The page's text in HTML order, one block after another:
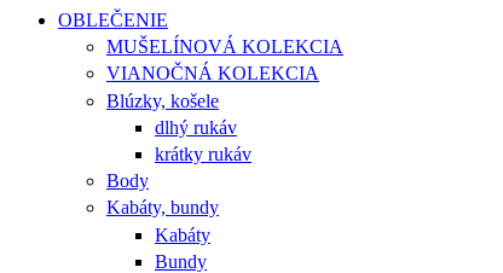
OBLEČENIE
MUŠELÍNOVÁ KOLEKCIA
VIANOČNÁ KOLEKCIA
Blúzky, košele
dlhý rukáv
krátky rukáv
Body
Kabáty, bundy
Kabáty
Bundy